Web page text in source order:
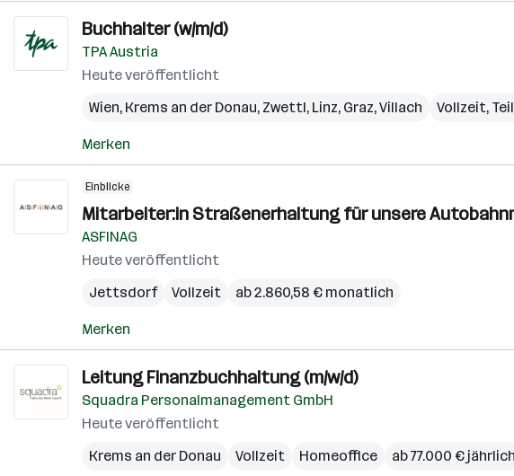
Buchhalter (w/m/d)
TPA Austria
Heute veröffentlicht
Wien, Krems an der Donau, Zwettl, Linz, Graz,Villach Vollzeit,
Merken
Einblicke
Mitarbeiter:in Straßenerhaltung für unsere
ASFINAG
Heute veröffentlicht
Jettsdorf
Vollzeit ab 2.860,58 € monatlich
Merken
Leitung Finanzbuchhaltung (m/w/d)
Squadra Personalmanagement GmbH
Heute veröffentlicht
Krems an der Donau
Vollzeit Homeoffice ab 77.000 € jährlich